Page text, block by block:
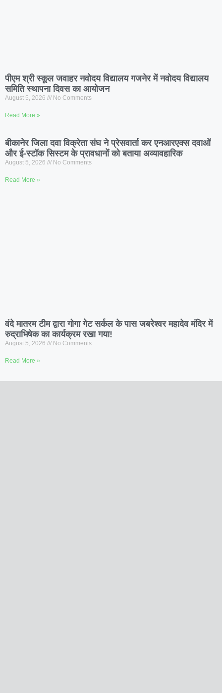
पीएम श्री स्कूल जवाहर नवोदय विद्यालय गजनेर में नवोदय विद्यालय
समिति स्थापना दिवस का आयोजन
August 5, 2026 No Comments
Read More »
बीकानेर जिला दवा विक्रेता संघ ने प्रेसवार्ता कर एनआरएक्स दवाओं
और ई-स्टॉक सिस्टम के प्रावधानों को बताया अव्यावहारिक
August 5, 2026 No Comments
Read More »
वंदे मातरम टीम द्वारा गोगा गेट सर्कल के पास जबरेश्वर महादेव मंदिर में
रुद्राभिषेक का कार्यक्रम रखा गया!
August 5, 2026 No Comments
Read More »